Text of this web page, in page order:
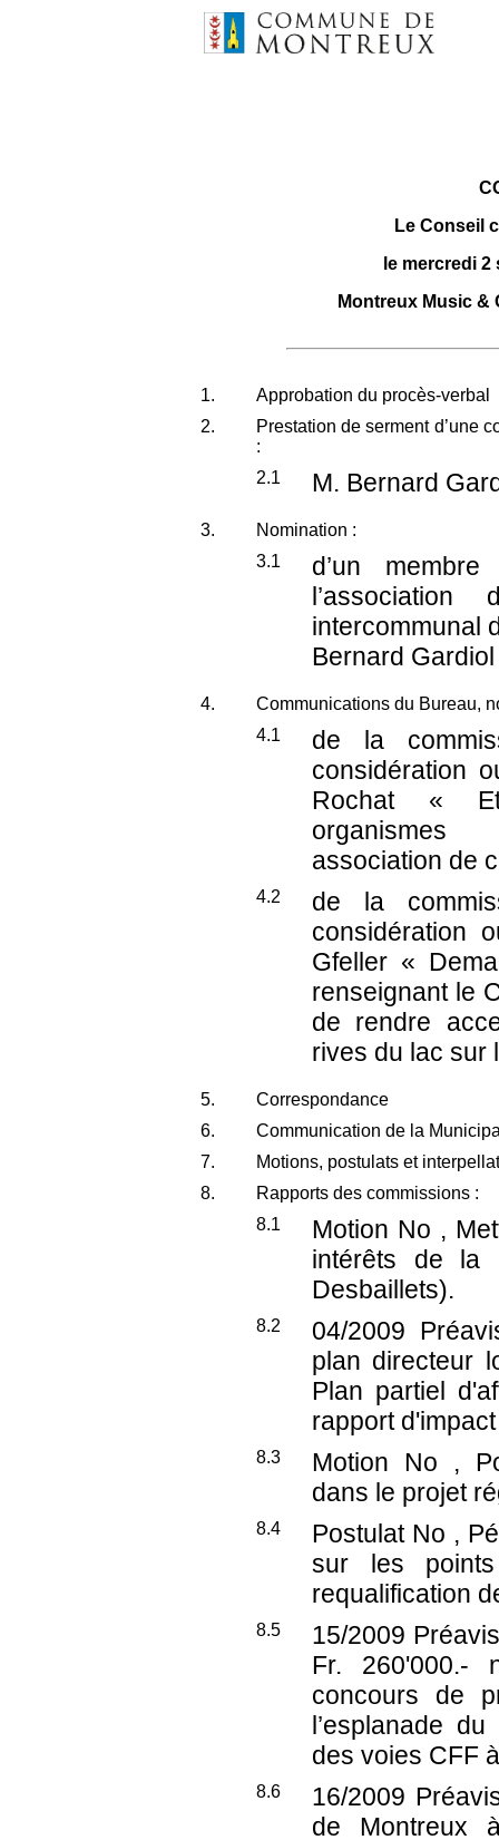
Le Conseil
le mercredi 2
Montreux Music &
1.
Approbation du procès-verbal
2.
Prestation de serment d’une
:
2.1
M. Bernard
3.
Nomination :
3.1
d’un
intercommunal
Bernard
4.
Communications du Bureau,
4.1
de la
considération
Rochat «
organismes
association de
4.2
de la
considération
Gfeller «
renseignant le
de rendre
rives du lac sur
5.
Correspondance
6.
Communication de la
7.
Motions, postulats et
8.
Rapports des commissions :
8.1
Motion No ,
intérêts de la
Desbaillets).
8.2 04/2009
plan directeur
Plan partiel
rapport
8.3
Motion No ,
dans le projet
8.4
Postulat No ,
sur les points
requalification
8.5 15/2009
Fr. 260'000.-
concours de
l’esplanade
des voies CFF
8.6 16/2009
de Montreux